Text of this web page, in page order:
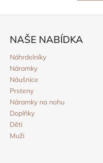
NAŠE NABÍDKA
Náhrdelníky
Náramky
Náušnice
Prsteny
Náramky na nohu
Doplňky
Děti
Muži